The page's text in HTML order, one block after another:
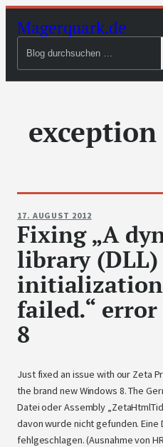
Zum
Inhalt
Magerquark.de
durchsuchen
exception
17. AUGUST 2012
Fixing „A
library (DLL)
failed.“
8
Just fixed an issue with our Zeta
the brand new Windows 8. The
Datei oder Assembly
davon wurde nicht gefunden.
fehlgeschlagen. (Ausnahme von